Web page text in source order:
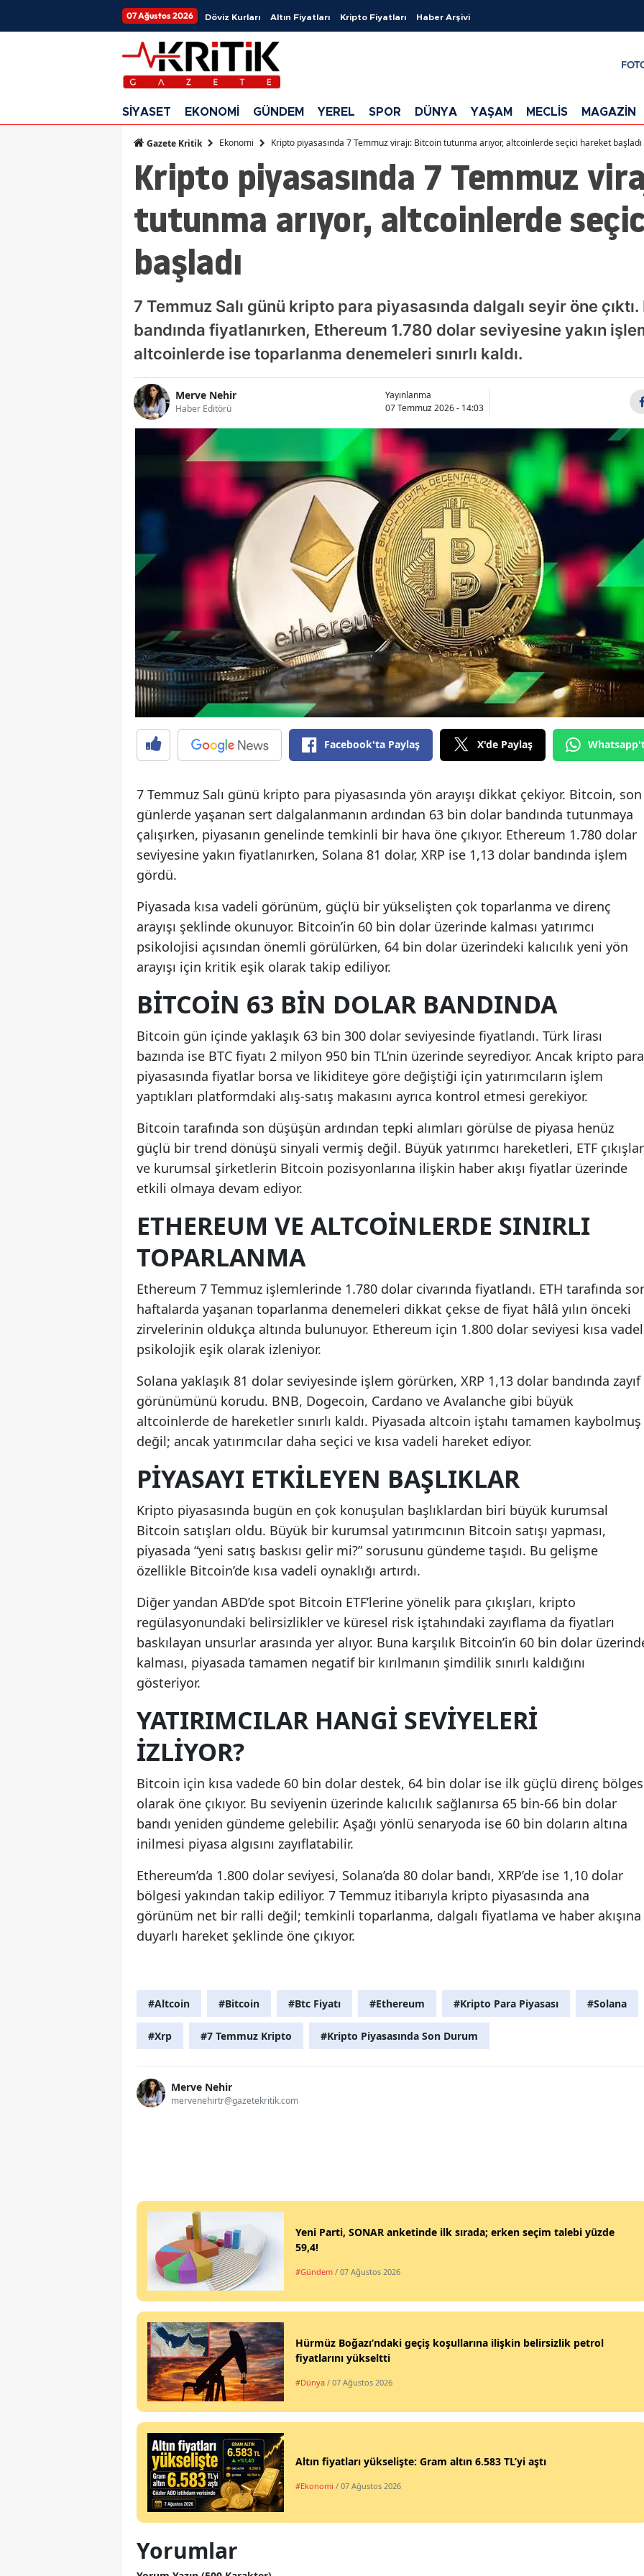
07 Ağustos 2026 Döviz Kurları Altın Fiyatları Kripto Fiyatları Haber Arşivi
SİYASET EKONOMİ GÜNDEM YEREL SPOR DÜNYA YAŞAM MECLİS MAGAZİN
Gazete Kritik Ekonomi Kripto piyasasında 7 Temmuz virajı: Bitcoin tutunma arıyor, altcoinlerde seçici hareket başladı
Kripto piyasasında 7 Temmuz
tutunma arıyor, altcoinlerde
başladı
7 Temmuz Salı günü kripto para piyasasında dalgalı seyir öne
bandında fiyatlanırken, Ethereum 1.780 dolar seviyesine yakın
altcoinlerde ise toparlanma denemeleri sınırlı kaldı.
Merve Nehir
Haber Editörü
Yayınlanma
07 Temmuz 2026 - 14:03
Facebook'ta Paylaş X'de Paylaş
7 Temmuz Salı günü kripto para piyasasında yön arayışı dikkat çekiyor. Bitcoin, son
günlerde yaşanan sert dalgalanmanın ardından 63 bin dolar bandında tutunmaya
çalışırken, piyasanın genelinde temkinli bir hava öne çıkıyor. Ethereum 1.780 dolar
seviyesine yakın fiyatlanırken, Solana 81 dolar, XRP ise 1,13 dolar bandında işlem
gördü.
Piyasada kısa vadeli görünüm, güçlü bir yükselişten çok toparlanma ve direnç
arayışı şeklinde okunuyor. Bitcoin’in 60 bin dolar üzerinde kalması yatırımcı
psikolojisi açısından önemli görülürken, 64 bin dolar üzerindeki kalıcılık yeni yön
arayışı için kritik eşik olarak takip ediliyor.
BITCOIN 63 BIN DOLAR BANDINDA
Bitcoin gün içinde yaklaşık 63 bin 300 dolar seviyesinde fiyatlandı. Türk lirası
bazında ise BTC fiyatı 2 milyon 950 bin TL’nin üzerinde seyrediyor. Ancak kripto para
piyasasında fiyatlar borsa ve likiditeye göre değiştiği için yatırımcıların işlem
yaptıkları platformdaki alış-satış makasını ayrıca kontrol etmesi gerekiyor.
Bitcoin tarafında son düşüşün ardından tepki alımları görülse de piyasa henüz
güçlü bir trend dönüşü sinyali vermiş değil. Büyük yatırımcı hareketleri, ETF
ve kurumsal şirketlerin Bitcoin pozisyonlarına ilişkin haber akışı fiyatlar üzerinde
etkili olmaya devam ediyor.
ETHEREUM VE ALTCOINLERDE SINIRLI
TOPARLANMA
Ethereum 7 Temmuz işlemlerinde 1.780 dolar civarında fiyatlandı. ETH tarafında
haftalarda yaşanan toparlanma denemeleri dikkat çekse de fiyat hâlâ yılın önceki
zirvelerinin oldukça altında bulunuyor. Ethereum için 1.800 dolar seviyesi kısa
psikolojik eşik olarak izleniyor.
Solana yaklaşık 81 dolar seviyesinde işlem görürken, XRP 1,13 dolar bandında zayıf
görünümünü korudu. BNB, Dogecoin, Cardano ve Avalanche gibi büyük
altcoinlerde de hareketler sınırlı kaldı. Piyasada altcoin iştahı tamamen kaybolmuş
değil; ancak yatırımcılar daha seçici ve kısa vadeli hareket ediyor.
PIYASAYI ETKILEYEN BAŞLIKLAR
Kripto piyasasında bugün en çok konuşulan başlıklardan biri büyük kurumsal
Bitcoin satışları oldu. Büyük bir kurumsal yatırımcının Bitcoin satışı yapması,
piyasada “yeni satış baskısı gelir mi?” sorusunu gündeme taşıdı. Bu gelişme
özellikle Bitcoin’de kısa vadeli oynaklığı artırdı.
Diğer yandan ABD’de spot Bitcoin ETF’lerine yönelik para çıkışları, kripto
regülasyonundaki belirsizlikler ve küresel risk iştahındaki zayıflama da fiyatları
baskılayan unsurlar arasında yer alıyor. Buna karşılık Bitcoin’in 60 bin dolar
kalması, piyasada tamamen negatif bir kırılmanın şimdilik sınırlı kaldığını
gösteriyor.
YATIRIMCILAR HANGI SEVIYELERI
IZLIYOR?
Bitcoin için kısa vadede 60 bin dolar destek, 64 bin dolar ise ilk güçlü direnç
olarak öne çıkıyor. Bu seviyenin üzerinde kalıcılık sağlanırsa 65 bin-66 bin dolar
bandı yeniden gündeme gelebilir. Aşağı yönlü senaryoda ise 60 bin doların altına
inilmesi piyasa algısını zayıflatabilir.
Ethereum’da 1.800 dolar seviyesi, Solana’da 80 dolar bandı, XRP’de ise 1,10 dolar
bölgesi yakından takip ediliyor. 7 Temmuz itibarıyla kripto piyasasında ana
görünüm net bir ralli değil; temkinli toparlanma, dalgalı fiyatlama ve haber akışına
duyarlı hareket şeklinde öne çıkıyor.
#Altcoin #Bitcoin #Btc Fiyatı #Ethereum #Kripto Para Piyasası #Solana
#Xrp #7 Temmuz Kripto #Kripto Piyasasında Son Durum
Merve Nehir
mervenehirtr@gazetekritik.com
Yeni Parti, SONAR anketinde ilk sırada; erken seçim talebi yüzde
59,4!
#Gündem / 07 Ağustos 2026
Hürmüz Boğazı’ndaki geçiş koşullarına ilişkin belirsizlik petrol
fiyatlarını yükseltti
#Dünya / 07 Ağustos 2026
Altın fiyatları yükselişte: Gram altın 6.583 TL’yi aştı
#Ekonomi / 07 Ağustos 2026
Yorumlar